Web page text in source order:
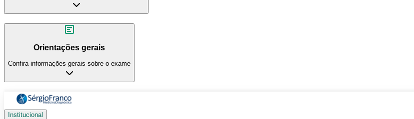
Orientações gerais
Confira informações gerais sobre o exame
Institucional